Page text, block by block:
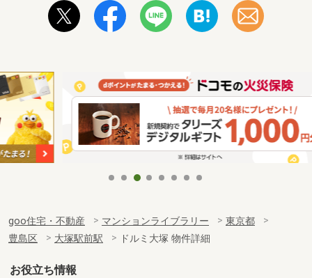
goo住宅・不動産 マンションライブラリー
東京都
豊島区
大塚駅前駅 ドルミ大塚 物件詳細
お役立ち情報